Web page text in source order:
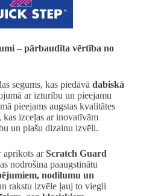
– pārbaudīta vērtība no
segums, kas piedāvā dabiskā
ar izturību un pieejamu
pieejams augstas kvalitātes
kas izceļas ar inovatīvām
un plašu dizainu izvēli.
aprīkots arScratch Guard
nodrošina paaugstinātu
nodilumu un
rakstu izvēle ļauj to viegli